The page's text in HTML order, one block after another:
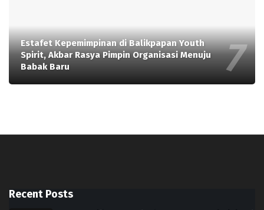
Estafet Kepemimpinan di Balikpapan Youth
Spirit, Akbar Rasya Pimpin Organisasi Menuju
Babak Baru
Recent Posts